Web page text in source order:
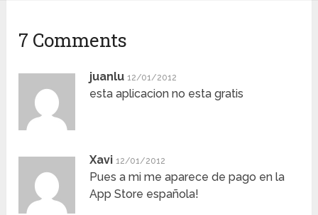
7 Comments
juanlu 12/01/2012
esta aplicacion no esta gratis
Xavi 12/01/2012
Pues a mi me aparece de pago en la
App Store española!